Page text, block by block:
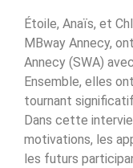
Étoile, Anaïs, et
MBway Annecy,
Annecy (SWA)
Ensemble, elles
tournant
Dans cette
motivations, les
les futurs